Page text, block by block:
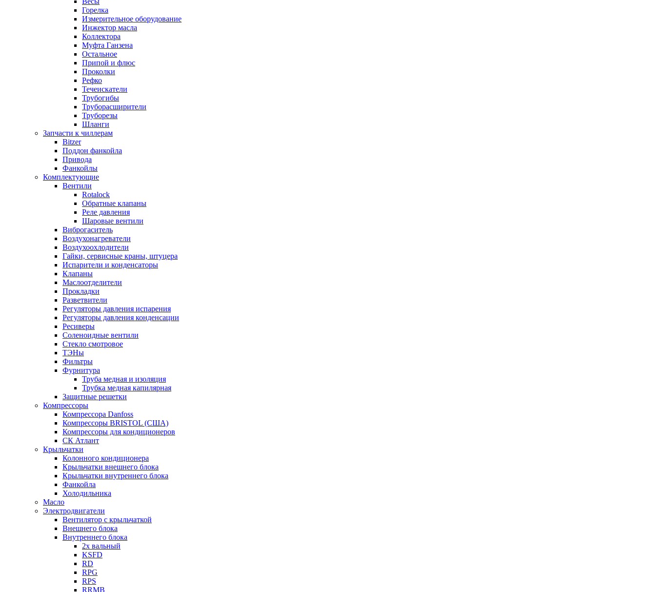
Горелка
Измерительное оборудование
Инжектор масла
Коллектора
Муфта Ганзена
Остальное
Припой и флюс
Проколки
Рефко
Течеискатели
Трубогибы
Труборасширители
Труборезы
Шланги
Запчасти к чиллерам
Bitzer
Поддон фанкойла
Привода
Фанкойлы
Комплектующие
Вентили
Rotalock
Обратные клапаны
Реле давления
Шаровые вентили
Виброгаситель
Воздухонагреватели
Воздухоохлодители
Гайки, сервисные краны, штуцера
Испарители и конденсаторы
Клапаны
Маслоотделители
Прокладки
Разветвители
Регуляторы давления испарения
Регуляторы давления конденсации
Ресиверы
Соленоидные вентили
Стекло смотровое
ТЭНы
Фильтры
Фурнитура
Труба медная и изоляция
Трубка медная капилярная
Защитные решетки
Компрессоры
Компрессора Danfoss
Компрессоры BRISTOL (США)
Компрессоры для кондиционеров
СК Атлант
Крыльчатки
Колонного кондиционера
Крыльчатки внешнего блока
Крыльчатки внутреннего блока
Фанкойла
Холодильника
Масло
Электродвигатели
Вентилятор с крыльчаткой
Внешнего блока
Внутреннего блока
2х вальный
KSFD
RD
RPG
RPS
RRMB